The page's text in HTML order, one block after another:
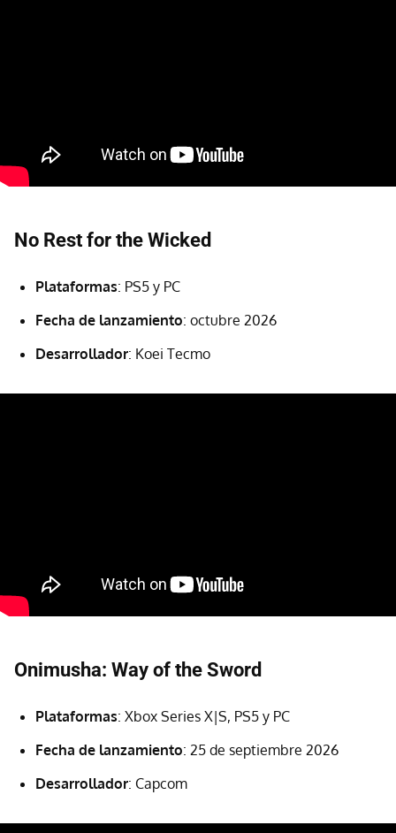
No Rest for the Wicked
Plataformas: PS5 y PC
Fecha de lanzamiento: octubre 2026
Desarrollador: Koei Tecmo
Onimusha: Way of the Sword
Plataformas: Xbox Series X|S, PS5 y PC
Fecha de lanzamiento: 25 de septiembre 2026
Desarrollador: Capcom